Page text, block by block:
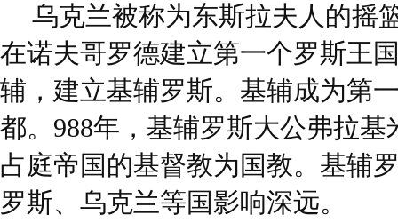
乌克兰被称为东斯拉夫人的摇
在诺夫哥罗德建立第一个罗斯王
辅，建立基辅罗斯。基辅成为第
都。988年，基辅罗斯大公弗拉
占庭帝国的基督教为国教。基辅
罗斯、乌克兰等国影响深远。